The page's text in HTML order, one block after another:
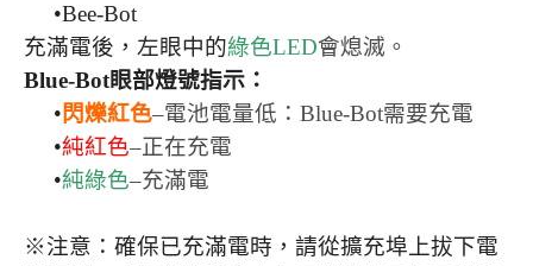
•Bee-Bot
充滿電後，左眼中的綠色LED會熄滅。
Blue-Bot眼部燈號指示：
•閃爍紅色–電池電量低：Blue-Bot需要充電
•純紅色–正在充電
•純綠色–充滿電
※注意：確保已充滿電時，請從擴充埠上拔下電